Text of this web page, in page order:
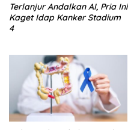
Terlanjur Andalkan AI, Pria Ini
Kaget Idap Kanker Stadium
4